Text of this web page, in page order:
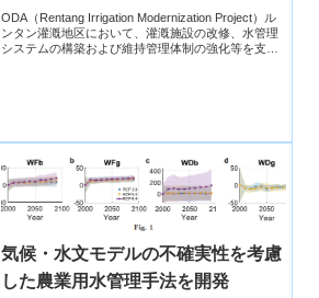
ODA（Rentang Irrigation Modernization Project）ル
ンタン灌漑地区において、灌漑施設の改修、水管理
システムの構築および維持管理体制の強化等を支援
気候・水文モデルの不確実性を考慮
した農業用水管理手法を開発